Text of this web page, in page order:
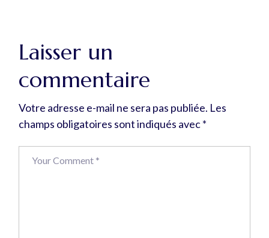
Laisser un
commentaire
Votre adresse e-mail ne sera pas publiée. Les
champs obligatoires sont indiqués avec*